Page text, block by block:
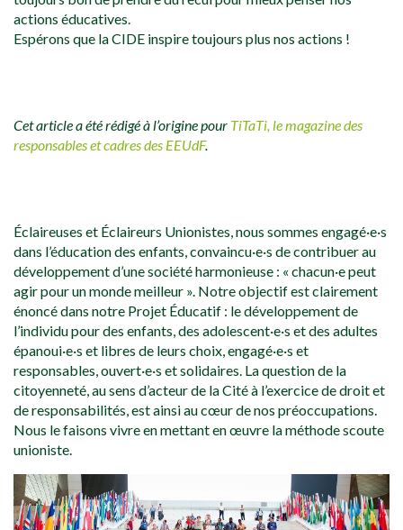
actions éducatives.
Espérons que la CIDE inspire toujours plus nos actions !
Cet article a été rédigé à l’origine pour TiTaTi, le magazine des
responsables et cadres des EEUdF.
Éclaireuses et Éclaireurs Unionistes, nous sommes engagé·e·s
dans l’éducation des enfants, convaincu·e·s de contribuer au
développement d’une société harmonieuse : « chacun·e peut
agir pour un monde meilleur ». Notre objectif est clairement
énoncé dans notre Projet Éducatif : le développement de
l’individu pour des enfants, des adolescent·e·s et des adultes
épanoui·e·s et libres de leurs choix, engagé·e·s et
responsables, ouvert·e·s et solidaires. La question de la
citoyenneté, au sens d’acteur de la Cité à l’exercice de droit et
de responsabilités, est ainsi au cœur de nos préoccupations.
Nous le faisons vivre en mettant en œuvre la méthode scoute
unioniste.